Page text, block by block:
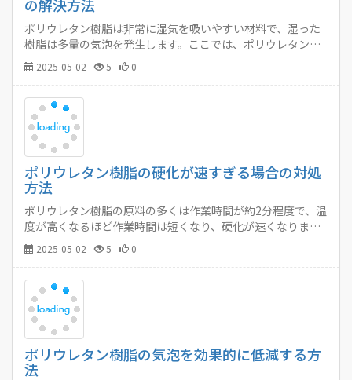
の解決方法
ポリウレタン樹脂は非常に湿気を吸いやすい材料で、湿った
樹脂は多量の気泡を発生します。ここでは、ポリウレタン樹
脂の湿気による気泡発生を防ぐ効果的な対策をご紹介しま
す。…
2025-05-02 5 0
ポリウレタン樹脂の硬化が速すぎる場合の対処
方法
ポリウレタン樹脂の原料の多くは作業時間が約2分程度で、温
度が高くなるほど作業時間は短くなり、硬化が速くなりま
す。…
2025-05-02 5 0
ポリウレタン樹脂の気泡を効果的に低減する方
法